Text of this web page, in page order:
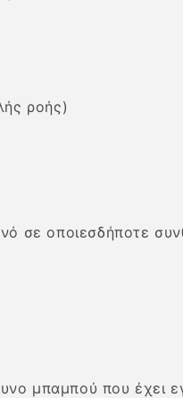
ροής)
σε οποιεσδήποτε
μπαμπού που έχει